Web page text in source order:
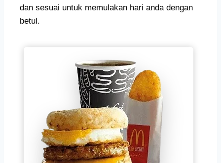
dan sesuai untuk memulakan hari anda dengan
betul.